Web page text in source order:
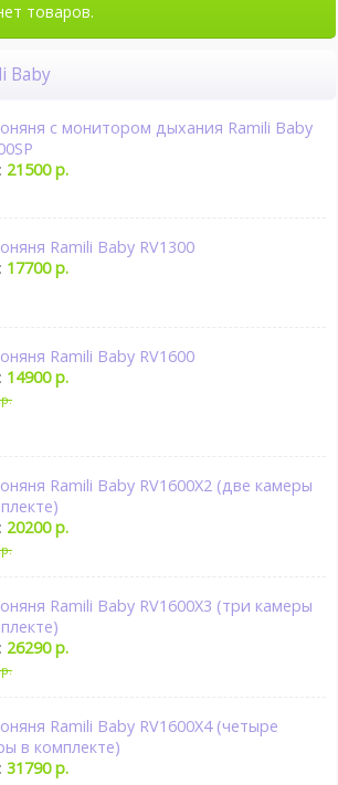
товаров.
Baby
с монитором дыхания Ramili Baby
21500 р.
Ramili Baby RV1300
17700 р.
Ramili Baby RV1600
14900 р.
Ramili Baby RV1600X2 (две камеры
20200 р.
Ramili Baby RV1600X3 (три камеры
26290 р.
Ramili Baby RV1600X4 (четыре
в комплекте)
31790 р.